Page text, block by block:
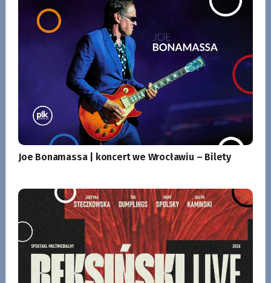
Joe Bonamassa | koncert we Wrocławiu – Bilety